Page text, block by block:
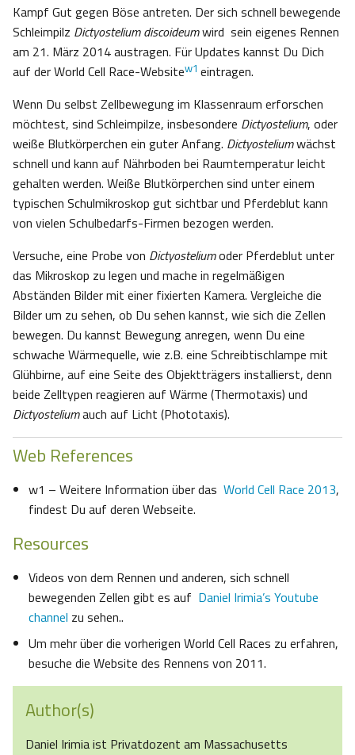
Kampf Gut gegen Böse antreten. Der sich schnell bewegende
Schleimpilz Dictyostelium discoideumwird sein eigenes Rennen
am 21. März 2014 austragen. Für Updates kannst Du Dich
auf der World Cell Race-Websitew1 eintragen.
Wenn Du selbst Zellbewegung im Klassenraum erforschen
möchtest, sind Schleimpilze, insbesondere Dictyostelium, oder
weiße Blutkörperchen ein guter Anfang. Dictyosteliumwächst
schnell und kann auf Nährboden bei Raumtemperatur leicht
gehalten werden. Weiße Blutkörperchen sind unter einem
typischen Schulmikroskop gut sichtbar und Pferdeblut kann
von vielen Schulbedarfs-Firmen bezogen werden.
Versuche, eine Probe von Dictyosteliumoder Pferdeblut unter
das Mikroskop zu legen und mache in regelmäßigen
Abständen Bilder mit einer fixierten Kamera. Vergleiche die
Bilder um zu sehen, ob Du sehen kannst, wie sich die Zellen
bewegen. Du kannst Bewegung anregen, wenn Du eine
schwache Wärmequelle, wie z.B. eine Schreibtischlampe mit
Glühbirne, auf eine Seite des Objektträgers installierst, denn
beide Zelltypen reagieren auf Wärme (Thermotaxis) und
Dictyosteliumauch auf Licht (Phototaxis).
Web References
w1 – Weitere Information über das World Cell Race 2013,
findest Du auf deren Webseite.
Resources
Videos von dem Rennen und anderen, sich schnell
bewegenden Zellen gibt es auf Daniel Irimia’s Youtube
channel zu sehen..
Um mehr über die vorherigen World Cell Races zu erfahren,
besuche die Website des Rennens von 2011.
Author(s)
Daniel Irimia ist Privatdozent am Massachusetts